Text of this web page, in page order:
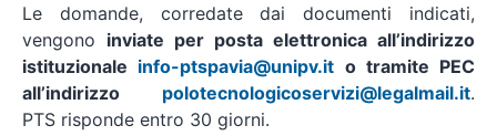
Le domande, corredate dai documenti indicati,
vengono inviate per posta elettronica all’indirizzo
istituzionale info-ptspavia@unipv.it o tramite PEC
all’indirizzo polotecnologicoservizi@legalmail.it.
PTS risponde entro 30 giorni.